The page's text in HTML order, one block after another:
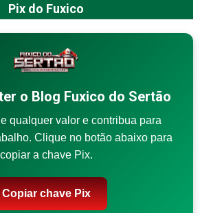
Pix do Fuxico
o Blog Fuxico do Sertão
qualquer valor e contribua para
Clique no botão abaixo para
copiar a chave Pix.
Copiar chave Pix